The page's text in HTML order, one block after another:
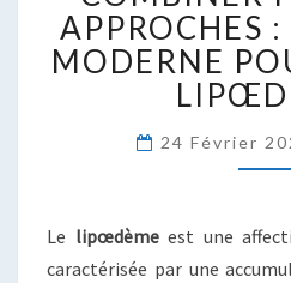
:
APPROCHES
MODERNE
24 Février
Le lipœdèmeest une
caractérisée par une